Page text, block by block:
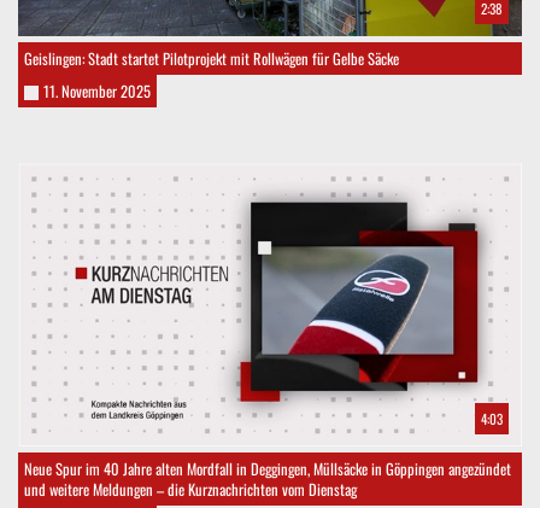
2:38
Geislingen: Stadt startet Pilotprojekt mit Rollwägen für Gelbe Säcke
11. November 2025
4:03
Neue Spur im 40 Jahre alten Mordfall in Deggingen, Müllsäcke in Göppingen angezündet
und weitere Meldungen – die Kurznachrichten vom Dienstag